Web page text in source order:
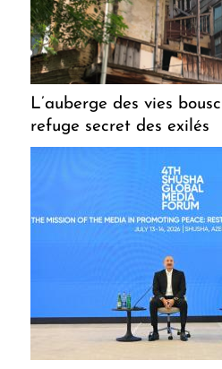
L’auberge des vies
refuge secret des exilés